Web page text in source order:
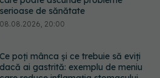
dacă ai gastrită: exemplu de meniu
care reduce inflamația stomacului
08.08.2026, 19:00
Microplasticele pot traversa bariera
placentară și modifica hormonii